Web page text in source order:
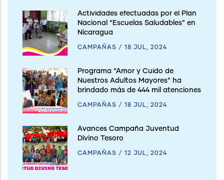
Actividades efectuadas por el Plan
Nacional “Escuelas Saludables” en
Nicaragua
CAMPAÑAS / 18 JUL, 2024
Programa “Amor y Cuido de
Nuestros Adultos Mayores” ha
brindado más de 444 mil atenciones
CAMPAÑAS / 18 JUL, 2024
Avances Campaña Juventud
Divino Tesoro
CAMPAÑAS / 12 JUL, 2024